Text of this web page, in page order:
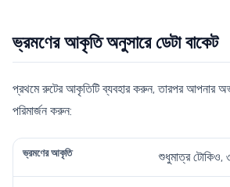
ভ্রমণের আকৃতি অনুসারে ডেটা বাকেট
প্রথমে রুটের আকৃতিটি ব্যবহার করুন, তারপর আপনার
পরিমার্জন করুন:
বে
রী
নি
শুধুমাত্র টোকিও,